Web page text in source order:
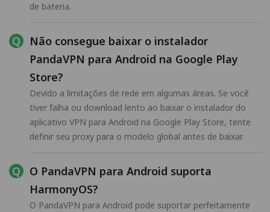
de bateria.
Não consegue baixar o instalador
PandaVPN para Android na Google Play
Store?
Devido a limitações de rede em algumas áreas. Se você
tiver falha ou download lento ao baixar o instalador do
aplicativo VPN para Android na Google Play Store, tente
definir seu proxy para o modelo global antes de baixar.
O PandaVPN para Android suporta
HarmonyOS?
O PandaVPN para Android pode suportar perfeitamente